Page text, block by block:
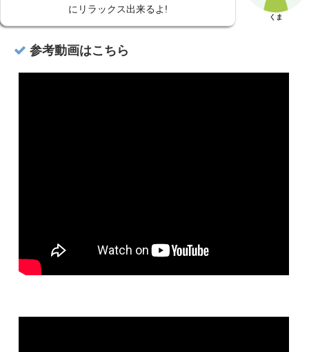
にリラックス出来るよ!
くま
参考動画はこちら